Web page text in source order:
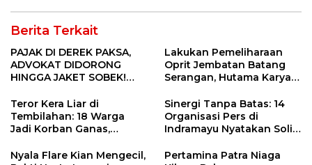
Berita Terkait
PAJAK DI DEREK PAKSA,
ADVOKAT DIDORONG
HINGGA JAKET SOBEK!
Ngamuk Kepung Polresta
Pekanbaru!
Lakukan Pemeliharaan
Oprit Jembatan Batang
Serangan, Hutama Karya
55 Tol Binjai–Langsa
Teror Kera Liar di
Tembilahan: 18 Warga
Jadi Korban Ganas,
12 Jahitan!
Sinergi Tanpa Batas: 14
Organisasi Pers di
Indramayu Nyatakan Solid
Nyala Flare Kian Mengecil,
Pertamina Patra Niaga